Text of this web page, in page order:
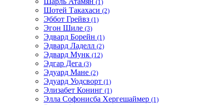
(1)
Шотей Такахаси (2)
Эббот Грейвз (1)
Эгон Шиле (3)
Эдвард Борейн (1)
Эдвард Ладелл (2)
Эдвард Мунк (12)
Эдгар Дега (3)
Эдуард Мане (2)
Эдуард Уодсворт (1)
Элизабет Конинг (1)
Элла Софонисба Хергешаймер (1)